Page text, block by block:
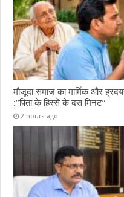
मौजूदा समाज का मार्मिक और
:”पिता के हिस्से के दस मिनट”
2 hours ago